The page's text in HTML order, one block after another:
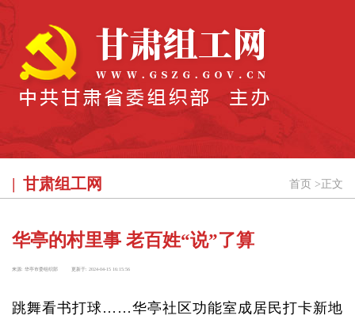
甘肃组工网 首页 > 正文
华亭的村里事 老百姓“说”了算
来源: 华亭市委组织部 更新于: 2024-04-15 16:15:56
跳舞看书打球……华亭社区功能室成居民打卡新地